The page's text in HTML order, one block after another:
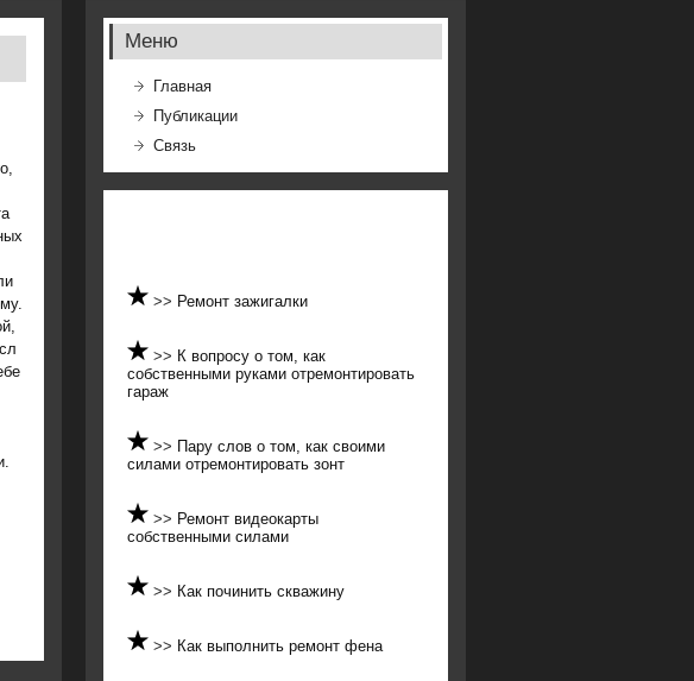
Меню
Главная
Публикации
Связь
>> Ремонт зажигалки
>> К вопросу о том, как
собственными руками отремонтировать
гараж
>> Пару слов о том, как своими
силами отремонтировать зонт
>> Ремонт видеокарты
собственными силами
>> Как починить скважину
>> Как выполнить ремонт фена